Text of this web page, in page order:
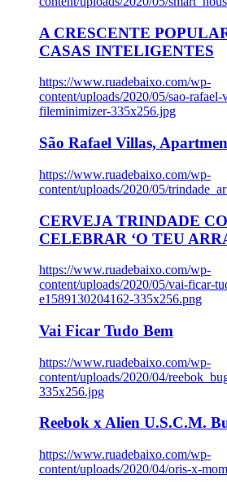
A CRESCENTE
CASAS INTELIGENTES
https://www.ruadebaixo.com/wp-
content/uploads/2020/05/sao-
fileminimizer-335x256.jpg
São Rafael Villas,
https://www.ruadebaixo.com/wp-
content/uploads/2020/05/
CERVEJA TRINDADE
CELEBRAR ‘O TEU
https://www.ruadebaixo.com/wp-
content/uploads/2020/05/vai-ficar-
e1589130204162-335x256.png
Vai Ficar Tudo Bem
https://www.ruadebaixo.com/wp-
content/uploads/2020/04/
335x256.jpg
Reebok x Alien U.S.C.M.
https://www.ruadebaixo.com/wp-
content/uploads/2020/04/oris-x-